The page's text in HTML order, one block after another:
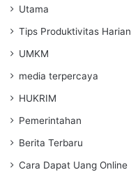
Utama
Tips Produktivitas Harian
UMKM
media terpercaya
HUKRIM
Pemerintahan
Berita Terbaru
Cara Dapat Uang Online